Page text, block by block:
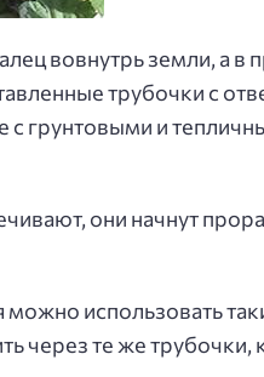
вовнутрь земли, а в
трубочки с
с грунтовыми и
они начнут
использовать
через те же трубочки,